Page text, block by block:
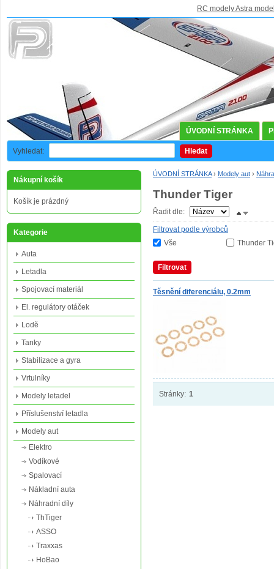
RC modely Astra
Vyhledat: Hledat
ÚVODNÍ STRÁNKA
ÚVODNÍ STRÁNKA › Modely aut ›
Thunder Tiger
Řadit dle:
Filtrovat podle výrobců
Vše
Thunder
Filtrovat
Těsnění diferenciálu, 0.2mm
Stránky: 1
Nákupní košík
Košík je prázdný
Kategorie
Auta
Letadla
Spojovací materiál
El. regulátory otáček
Lodě
Tanky
Stabilizace a gyra
Vrtulníky
Modely letadel
Příslušenství letadla
Modely aut
Elektro
Vodíkové
Spalovací
Nákladní auta
Náhradní díly
ThTiger
ASSO
Traxxas
HoBao